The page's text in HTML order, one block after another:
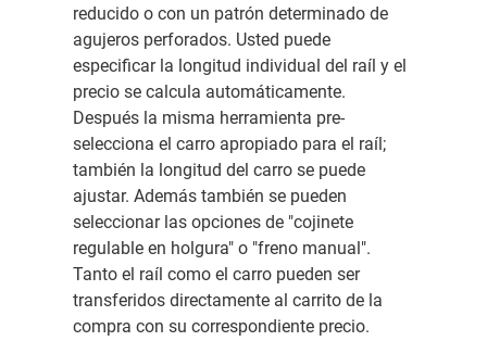
reducido o con un patrón determinado de
agujeros perforados. Usted puede
especificar la longitud individual del raíl y el
precio se calcula automáticamente.
Después la misma herramienta pre-
selecciona el carro apropiado para el raíl;
también la longitud del carro se puede
ajustar. Además también se pueden
seleccionar las opciones de "cojinete
regulable en holgura" o "freno manual".
Tanto el raíl como el carro pueden ser
transferidos directamente al carrito de la
compra con su correspondiente precio.